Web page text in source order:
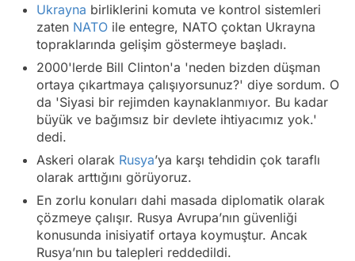
Ukrayna birliklerini komuta ve kontrol sistemleri
zaten NATO ile entegre, NATO çoktan Ukrayna
topraklarında gelişim göstermeye başladı.
2000'lerde Bill Clinton'a 'neden bizden düşman
ortaya çıkartmaya çalışıyorsunuz?' diye sordum. O
da 'Siyasi bir rejimden kaynaklanmıyor. Bu kadar
büyük ve bağımsız bir devlete ihtiyacımız yok.'
dedi.
Askeri olarak Rusya’ya karşı tehdidin çok taraflı
olarak arttığını görüyoruz.
En zorlu konuları dahi masada diplomatik olarak
çözmeye çalışır. Rusya Avrupa’nın güvenliği
konusunda inisiyatif ortaya koymuştur. Ancak
Rusya’nın bu talepleri reddedildi.